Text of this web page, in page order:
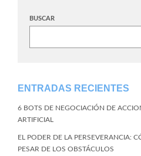
BUSCAR
ENTRADAS RECIENTES
6 BOTS DE NEGOCIACIÓN DE
ARTIFICIAL
EL PODER DE LA PERSEVERANCIA:
PESAR DE LOS OBSTÁCULOS